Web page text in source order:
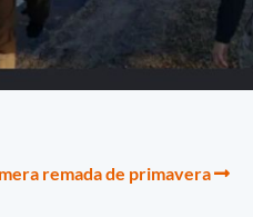
remada de primavera